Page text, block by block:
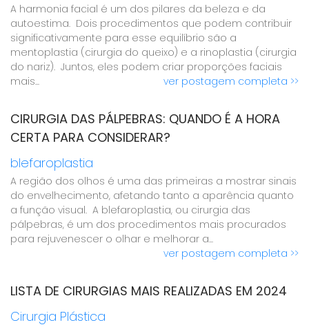
A harmonia facial é um dos pilares da beleza e da
autoestima. Dois procedimentos que podem contribuir
significativamente para esse equilíbrio são a
mentoplastia (cirurgia do queixo) e a rinoplastia (cirurgia
do nariz). Juntos, eles podem criar proporções faciais
mais...
ver postagem completa >>
CIRURGIA DAS PÁLPEBRAS: QUANDO É A HORA
CERTA PARA CONSIDERAR?
blefaroplastia
A região dos olhos é uma das primeiras a mostrar sinais
do envelhecimento, afetando tanto a aparência quanto
a função visual. A blefaroplastia, ou cirurgia das
pálpebras, é um dos procedimentos mais procurados
para rejuvenescer o olhar e melhorar a...
ver postagem completa >>
LISTA DE CIRURGIAS MAIS REALIZADAS EM 2024
Cirurgia Plástica